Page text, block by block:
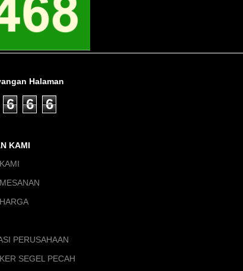
Halaman
6 6
6
KAMI
PERUSAHAAN
SEGEL PECAH